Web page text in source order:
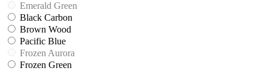
Emerald Green
Black Carbon
Brown Wood
Pacific Blue
Frozen Aurora
Frozen Green